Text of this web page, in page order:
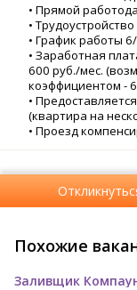
• Прямой
•
• График работы
• Заработная
600 руб./мес.
коэффициентом -
•
(квартира на
• Проезд
Похожие
Заливщик